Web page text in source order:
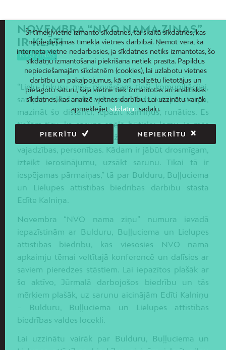
NOVEMBRA “NVO NAMA ZIŅAS”
IR KLĀT!
NVO ZIŅAS
“Lielu fokusu mēs pievēršam tieši komunikācijai,
saziņai, tīklošanai apkaimes iedzīvotāju starpā,
mazināt šo distanci, iepazīt kaimiņus, runāties. Es
tiešām ticu, ka saruna spēlē būtisku lomu, jo mēs
apkaimēs esam ļoti dažādi cilvēki – dažādas
vajadzības, personības. Kādam ir jābūt drosmīgam,
izteikt ierosinājumu, uzsākt sarunu. Tikai tā ir
iespējamas pārmaiņas,” tā par Bulduru, Buļļuciema
un Lielupes attīstības biedrības darbību stāsta
Edīte Kalniņa.
Novembra “NVO nama ziņu” numura ievadā
iepazīstinām ar Bulduru, Buļļuciema un Lielupes
attīstības biedrību, kas viesosies NVO namā
apkaimju tēmai veltītajā konferencē un dalīsies ar
saviem pieredzes stāstiem. Lai iepazītos plašāk ar
šo aktīvo, Jūrmalā darbojošos biedrību un tās
mērķiem plašāk, uz sarunu aicinājām Edīti Kalniņu
– Bulduru, Buļļuciema un Lielupes attīstības
biedrības valdes locekli.
Lai uzzinātu vairāk par Bulduru, Buļļuciema un
Šī tīmekļvietne izmanto sīkdatnes, tai skaitā sīkdatnes, kas
nepieciešamas tīmekļa vietnes darbībai. Ņemot vērā, ka
interneta vietne nedarbosies, ja sīkdatnes netiks izmantotas, šo
sīkdatņu izmantošanai piekrišana netiek prasīta. Papildus
nepieciešamajām sīkdatnēm (cookies), lai uzlabotu vietnes
darbību un pakalpojumus, kā arī analizētu lietotājus un
pielāgotu saturu, šajā vietnē tiek izmantotas arī analītiskās
sīkdatnes, kas analizē vietnes darbību. Lai uzzinātu vairāk
apmeklējiet sīkdatņusadaļu.
PIEKRĪTU NEPIEKRĪTU